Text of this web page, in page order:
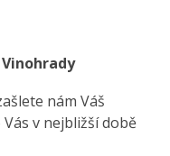
nám Váš
v nejbližší době